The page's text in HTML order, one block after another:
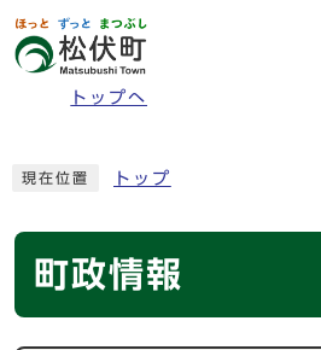
ページの先頭です
トップへ
現在位置 トップ
町政情報